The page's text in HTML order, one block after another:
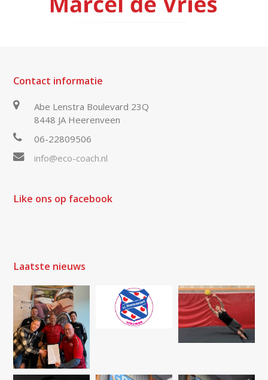
Contact informatie
Abe Lenstra Boulevard 23Q
8448 JA Heerenveen
06-22809506
info@eco-coach.nl
Like ons op facebook
Laatste nieuws